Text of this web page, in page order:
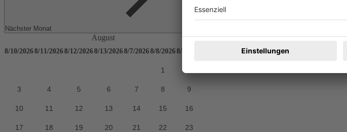
Nächster Monat